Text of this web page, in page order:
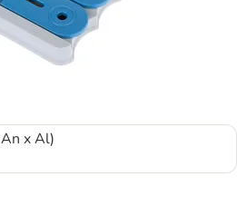
x Al)